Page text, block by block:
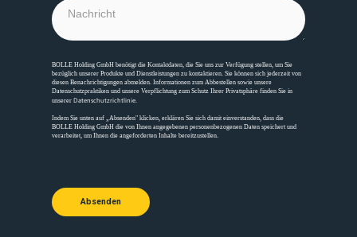
BOLLE Holding GmbH benötigt die Kontaktdaten, die Sie uns zur Verfügung stellen, um Sie
bezüglich unserer Produkte und Dienstleistungen zu kontaktieren. Sie können sich jederzeit von
diesen Benachrichtigungen abmelden. Informationen zum Abbestellen sowie unsere
Datenschutzpraktiken und unsere Verpflichtung zum Schutz Ihrer Privatsphäre finden Sie in
unserer Datenschutzrichtlinie.
Indem Sie unten auf „Absenden" klicken, erklären Sie sich damit einverstanden, dass die
BOLLE Holding GmbH die von Ihnen angegebenen personenbezogenen Daten speichert und
verarbeitet, um Ihnen die angeforderten Inhalte bereitzustellen.
Absenden